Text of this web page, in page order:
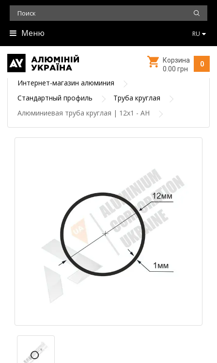
Меню RU
0
Корзина
0.00 грн
Интернет-магазин алюминия
Стандартный профиль
Труба круглая
Алюминиевая труба круглая | 12х1 - АН